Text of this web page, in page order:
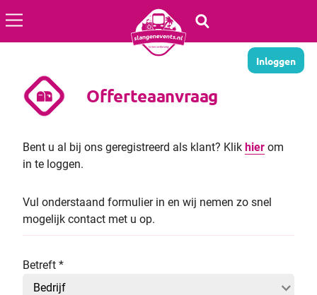
Inloggen
Over ons
Veelgestelde vragen
Periode
Offerteaanvraag
Bent u al bij ons geregistreerd als klant? Klikhier om
in te loggen.
Vul onderstaand formulier in en wij nemen zo snel
mogelijk contact met u op.
Betreft *